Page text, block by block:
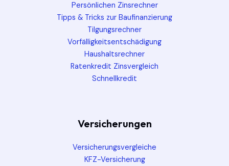
Persönlichen Zinsrechner
Tipps & Tricks zur Baufinanzierung
Tilgungsrechner
Vorfälligkeitsentschädigung
Haushaltsrechner
Ratenkredit Zinsvergleich
Schnellkredit
Versicherungen
Versicherungsvergleiche
KFZ-Versicherung